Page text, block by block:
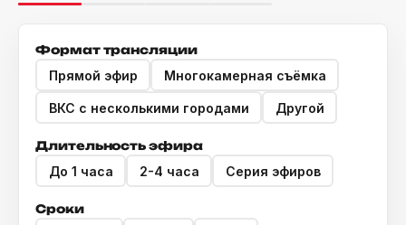
Формат трансляции
Прямой эфир Многокамерная съёмка
ВКС с несколькими городами Другой
Длительность эфира
До 1 часа 2-4 часа Серия эфиров
Сроки